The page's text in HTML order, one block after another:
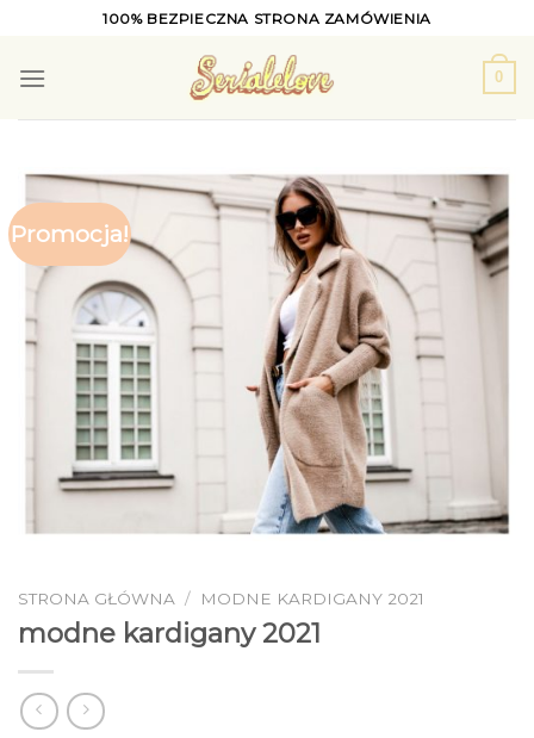
content
100% BEZPIECZNA STRONA ZAMÓWIENIA
0
Promocja!
STRONA GŁÓWNA / MODNE KARDIGANY 2021
modne kardigany 2021